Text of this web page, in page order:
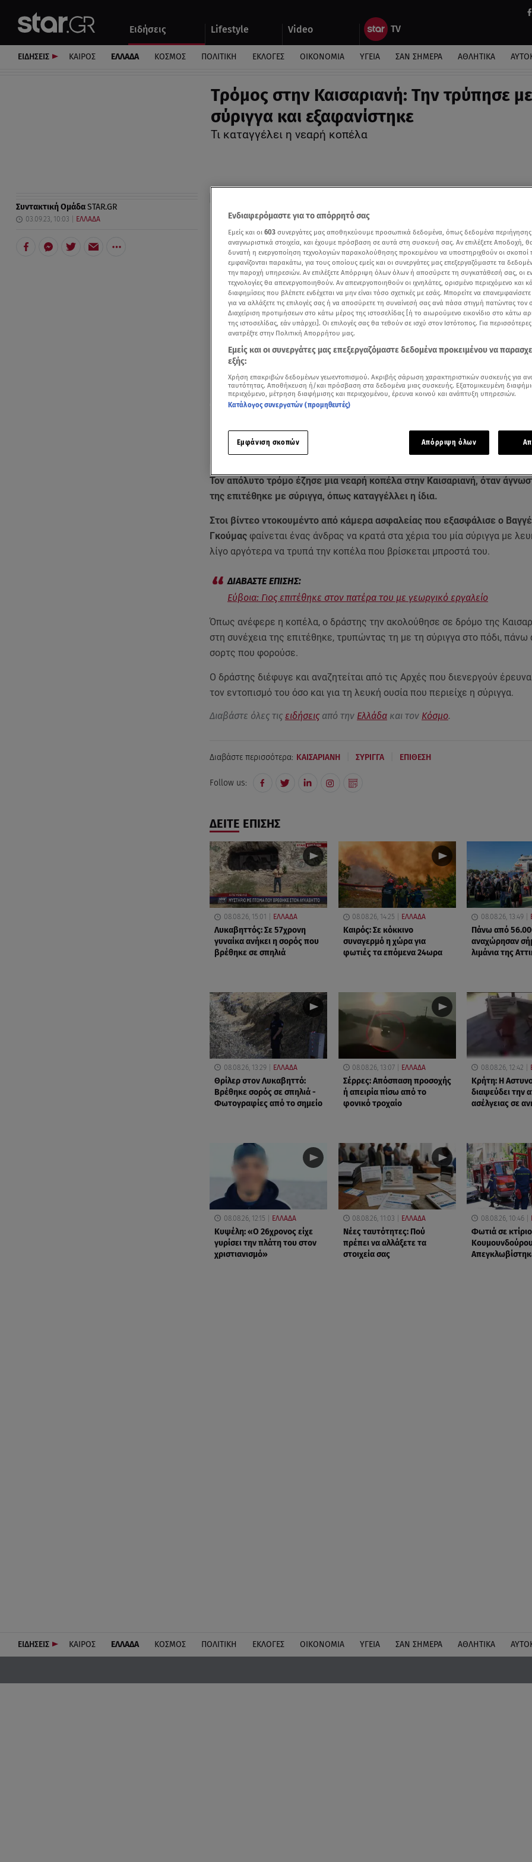
Ειδήσεις Lifestyle Video
Αυτοκίνητο
ΕΙΔΗΣΕΙΣ ΚΑΙΡΟΣ ΕΛΛΑΔΑ ΚΟΣΜΟΣ ΠΟΛΙΤΙΚΗ ΕΚΛΟΓΕΣ ΟΙΚΟΝΟΜΙΑ ΥΓΕΙΑ ΣΑΝ ΣΗΜΕΡΑ ΑΘΛΗΤΙΚΑ
Τρόμος στην Καισαριανή: Την τρύπησε με
σύριγγα και εξαφανίστηκε
Τι καταγγέλει η νεαρή κοπέλα
Συντακτική ΟμάδαSTAR.GR
03.09.23, 10:03 ΕΛΛΑΔΑ
Add star.gr on Google
Τον απόλυτο τρόμο έζησε μια νεαρή κοπέλα στην Καισαριανή, όταν
της επιτέθηκε με σύριγγα, όπως καταγγέλλει η ίδια.
Στοι βίντεο ντοκουμέντο από κάμερα ασφαλείας που εξασφάλισε ο
Γκούμας φαίνεται ένας άνδρας να κρατά στα χέρια του μία σύριγγα με
λίγο αργότερα να τρυπά την κοπέλα που βρίσκεται μπροστά του.
Εύβοια: Γιος επιτέθηκε στον πατέρα του με γεωργικό εργαλείο
Όπως ανέφερε η κοπέλα, ο δράστης την ακολούθησε σε δρόμο της
στη συνέχεια της επιτέθηκε, τρυπώντας τη με τη σύριγγα στο πόδι, πάνω
σορτς που φορούσε.
Ο δράστης διέφυγε και αναζητείται από τις Αρχές που διενεργούν
τον εντοπισμό του όσο και για τη λευκή ουσία που περιείχε η σύριγγα.
Διαβάστε όλες τις ειδήσειςαπό την Ελλάδακαι τον Κόσμο.
Διαβάστε περισσότερα: ΚΑΙΣΑΡΙΑΝΗ ΣΥΡΙΓΓΑ ΕΠΙΘΕΣΗ
Follow us:
ΔΕΙΤΕ ΕΠΙΣΗΣ
08.08.26, 15:01 ΕΛΛΑΔΑ
Λυκαβηττός: Σε 57χρονη
γυναίκα ανήκει η σορός που
βρέθηκε σε σπηλιά
08.08.26, 14:25 ΕΛΛΑΔΑ
Καιρός: Σε κόκκινο
συναγερμό η χώρα για
φωτιές τα επόμενα 24ωρα
08.08.26, 13:49
Πάνω από
αναχώρησαν
λιμάνια της
08.08.26, 13:29 ΕΛΛΑΔΑ
Θρίλερ στον Λυκαβηττό:
Βρέθηκε σορός σε σπηλιά -
Φωτογραφίες από το σημείο
08.08.26, 13:07 ΕΛΛΑΔΑ
Σέρρες: Απόσπαση προσοχής
ή απειρία πίσω από το
φονικό τροχαίο
08.08.26, 12:42
Κρήτη: Η
διαψεύδει την
ασέλγειας σε
08.08.26, 12:15 ΕΛΛΑΔΑ
Κυψέλη: «Ο 26χρονος είχε
γυρίσει την πλάτη του στον
χριστιανισμό»
08.08.26, 11:03 ΕΛΛΑΔΑ
Νέες ταυτότητες: Πού
πρέπει να αλλάξετε τα
στοιχεία σας
08.08.26, 10:46
Φωτιά σε
ΕΙΔΗΣΕΙΣ ΚΑΙΡΟΣ ΕΛΛΑΔΑ ΚΟΣΜΟΣ ΠΟΛΙΤΙΚΗ ΕΚΛΟΓΕΣ ΟΙΚΟΝΟΜΙΑ ΥΓΕΙΑ ΣΑΝ ΣΗΜΕΡΑ ΑΘΛΗΤΙΚΑ
Ενδιαφερόμαστε για το απόρρητό σας
Εμείς και οι 603 συνεργάτες μας αποθηκεύουμε προσωπικά δεδομένα, όπως δεδομένα
αναγνωριστικά στοιχεία, και έχουμε πρόσβαση σε αυτά στη συσκευή σας. Αν επιλέξετε Αποδοχή,
δυνατή η ενεργοποίηση τεχνολογιών παρακολούθησης προκειμένου να υποστηριχθούν οι σκοποί
εμφανίζονται παρακάτω, για τους οποίους εμείς και οι συνεργάτες μας επεξεργαζόμαστε τα
την παροχή υπηρεσιών. Αν επιλέξετε Απόρριψη όλων όλων ή αποσύρετε τη συγκατάθεσή σας, οι
τεχνολογίες θα απενεργοποιηθούν. Αν απενεργοποιηθούν οι ιχνηλάτες, ορισμένο περιεχόμενο και
διαφημίσεις που βλέπετε ενδέχεται να μην είναι τόσο σχετικές με εσάς. Μπορείτε να
για να αλλάξετε τις επιλογές σας ή να αποσύρετε τη συναίνεσή σας ανά πάσα στιγμή πατώντας τον
Διαχείριση προτιμήσεων στο κάτω μέρος της ιστοσελίδας [ή το αιωρούμενο εικονίδιο στο κάτω
της ιστοσελίδας, εάν υπάρχει]. Οι επιλογές σας θα τεθούν σε ισχύ στον Ιστότοπος. Για
ανατρέξτε στην Πολιτική Απορρήτου μας.
Εμείς και οι συνεργάτες μας επεξεργαζόμαστε δεδομένα προκειμένου να
εξής:
Χρήση επακριβών δεδομένων γεωεντοπισμού. Ακριβής σάρωση χαρακτηριστικών συσκευής για
ταυτότητας. Αποθήκευση ή/και πρόσβαση στα δεδομένα μιας συσκευής. Εξατομικευμένη
περιεχόμενο, μέτρηση διαφήμισης και περιεχομένου, έρευνα κοινού και ανάπτυξη υπηρεσιών.
Κατάλογος συνεργατών (προμηθευτές)
Εμφάνιση σκοπών Απόρριψη όλων